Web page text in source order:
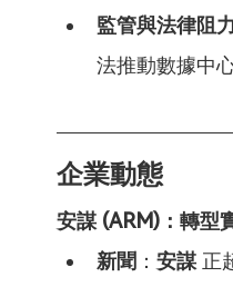
監管與法律阻力
法推動數據中
企業動態
安謀 (ARM)：轉型
新聞 ： 安謀 正